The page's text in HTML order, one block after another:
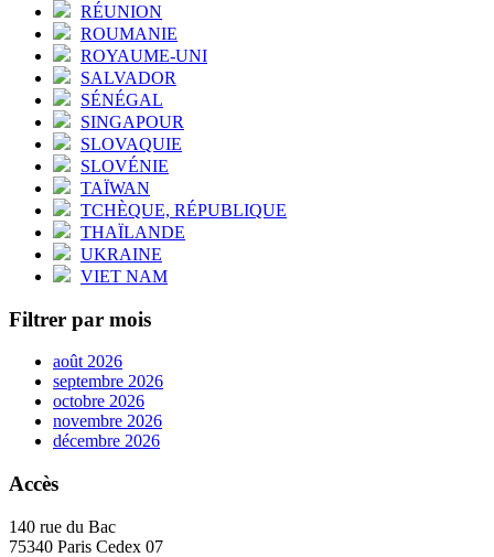
RÉUNION
ROUMANIE
ROYAUME-UNI
SALVADOR
SÉNÉGAL
SINGAPOUR
SLOVAQUIE
SLOVÉNIE
TAÏWAN
TCHÈQUE, RÉPUBLIQUE
THAÏLANDE
UKRAINE
VIET NAM
Filtrer par mois
août 2026
septembre 2026
octobre 2026
novembre 2026
décembre 2026
Accès
140 rue du Bac
75340 Paris Cedex 07